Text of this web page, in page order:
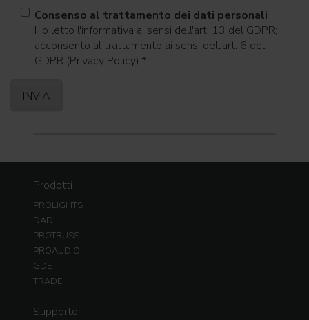
Consenso al trattamento dei dati personali
Ho letto l'informativa ai sensi dell'art. 13 del GDPR;
acconsento al trattamento ai sensi dell'art. 6 del
GDPR (Privacy Policy).*
Prodotti
PROLIGHTS
DAD
PROTRUSS
PROAUDIO
GDE
TRADE
Supporto